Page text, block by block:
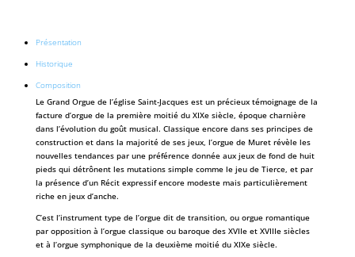
Présentation
Historique
Composition
Le Grand Orgue de l’église Saint-Jacques est un précieux témoignage de la
facture d’orgue de la première moitié du XIXe siècle, époque charnière
dans l’évolution du goût musical. Classique encore dans ses principes de
construction et dans la majorité de ses jeux, l’orgue de Muret révèle les
nouvelles tendances par une préférence donnée aux jeux de fond de huit
pieds qui détrônent les mutations simple comme le jeu de Tierce, et par
la présence d’un Récit expressif encore modeste mais particulièrement
riche en jeux d’anche.
C’est l’instrument type de l’orgue dit de transition, ou orgue romantique
par opposition à l’orgue classique ou baroque des XVIIe et XVIIIe siècles
et à l’orgue symphonique de la deuxième moitié du XIXe siècle.